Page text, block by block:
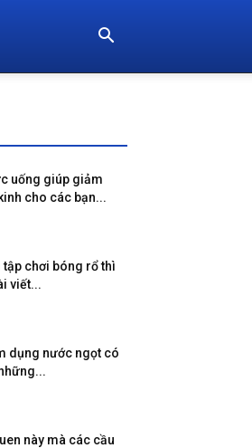
uống giúp giảm
cho các bạn...
tập chơi bóng rổ thì
viết...
dụng nước ngọt có
này mà các cầu